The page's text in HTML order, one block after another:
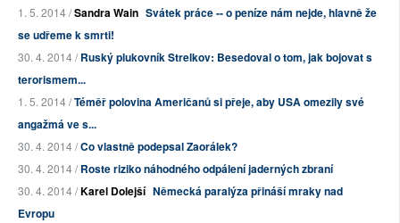
1. 5. 2014 /Sandra Wain Svátek práce -- o peníze nám nejde, hlavně že
se udřeme k smrti!
30. 4. 2014 /Ruský plukovník Strelkov: Besedoval o tom, jak bojovat s
terorismem...
1. 5. 2014 /Téměř polovina Američanů si přeje, aby USA omezily své
angažmá ve s...
30. 4. 2014 /Co vlastně podepsal Zaorálek?
30. 4. 2014 /Roste riziko náhodného odpálení jaderných zbraní
30. 4. 2014 /Karel Dolejší Německá paralýza přináší mraky nad
Evropu